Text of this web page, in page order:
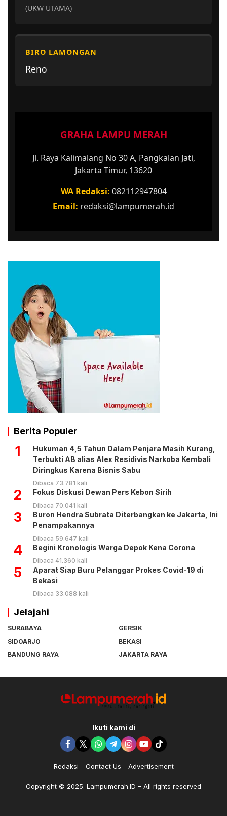
(UKW UTAMA)
BIRO LAMONGAN
Reno
GRAHA LAMPU MERAH
Jl. Raya Kalimalang No 30 A, Pangkalan Jati,
Jakarta Timur, 13620
WA Redaksi: 082112947804
Email: redaksi@lampumerah.id
Berita Populer
1
Hukuman 4,5 Tahun Dalam Penjara Masih Kurang,
Terbukti AB alias Alex Residivis Narkoba Kembali
Diringkus Karena Bisnis Sabu
Dibaca 73.781 kali
2 Fokus Diskusi Dewan Pers Kebon Sirih
Dibaca 70.041 kali
3
Buron Hendra Subrata Diterbangkan ke Jakarta, Ini
Penampakannya
Dibaca 59.647 kali
4 Begini Kronologis Warga Depok Kena Corona
Dibaca 41.360 kali
5
Aparat Siap Buru Pelanggar Prokes Covid-19 di
Bekasi
Dibaca 33.088 kali
Jelajahi
SURABAYA
GERSIK
SIDOARJO
BEKASI
BANDUNG RAYA
JAKARTA RAYA
Ikuti kami di
Redaksi Contact Us Advertisement
Copyright © 2025. Lampumerah.ID – All rights reserved